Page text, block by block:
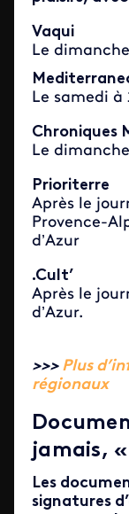
Vaqui
Le
Le samedi à
Chroniques
Le
Prioriterre
Après le
Provence-
d’Azur
.Cult’
Après le
d’Azur.
>>> Plus
régionaux
jamais,
Les
signatures